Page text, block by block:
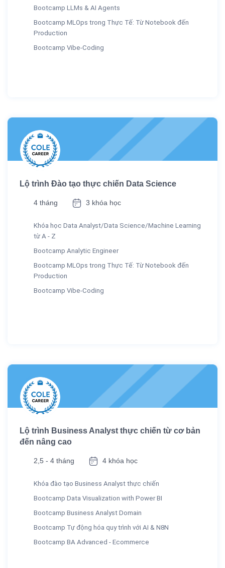
Bootcamp LLMs & AI Agents
Bootcamp MLOps trong Thực Tế: Từ Notebook đến
Production
Bootcamp Vibe-Coding
Lộ trình Đào tạo thực chiến Data Science
4 tháng 3 khóa học
Khóa học Data Analyst/Data Science/Machine Learning
từ A - Z
Bootcamp Analytic Engineer
Bootcamp MLOps trong Thực Tế: Từ Notebook đến
Production
Bootcamp Vibe-Coding
Lộ trình Business Analyst thực chiến từ cơ bản
đến nâng cao
2,5 - 4 tháng 4 khóa học
Khóa đào tạo Business Analyst thực chiến
Bootcamp Data Visualization with Power BI
Bootcamp Business Analyst Domain
Bootcamp Tự động hóa quy trình với AI & N8N
Bootcamp BA Advanced - Ecommerce